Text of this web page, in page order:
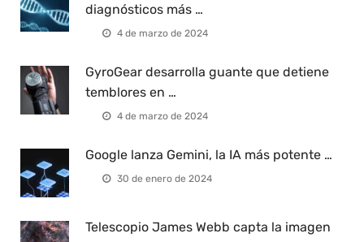
diagnósticos más …
4 de marzo de 2024
GyroGear desarrolla guante que detiene
temblores en …
4 de marzo de 2024
Google lanza Gemini, la IA más potente …
30 de enero de 2024
Telescopio James Webb capta la imagen